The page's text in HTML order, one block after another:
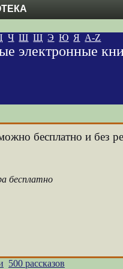
Ч Ш Щ Э Ю Я A-Z
электронные
бесплатно и без
бесплатно
500 рассказов